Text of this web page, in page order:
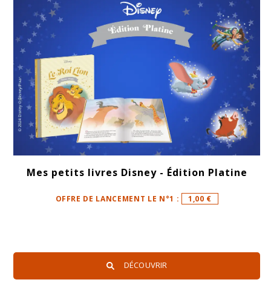
Mes petits livres Disney - Édition Platine
OFFRE DE LANCEMENT LE N°1 : 1,00 €
DÉCOUVRIR